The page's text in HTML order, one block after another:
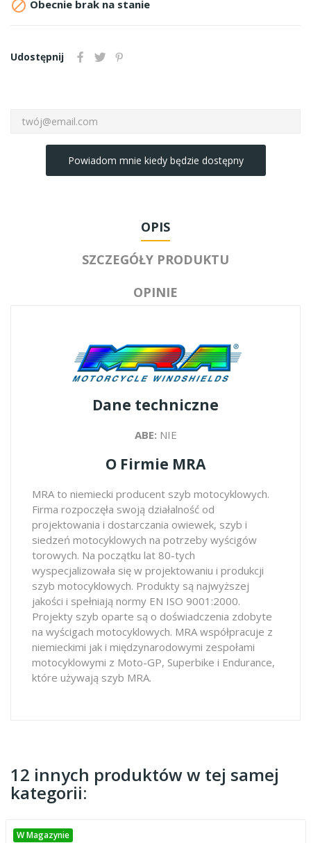
 Obecnie brak na stanie
Udostępnij
Powiadom mnie kiedy będzie dostępny
OPIS
SZCZEGÓŁY PRODUKTU
OPINIE
Dane techniczne
ABE: NIE
O Firmie MRA
MRA to niemiecki producent szyb motocyklowych.
Firma rozpoczęła swoją działalność od
projektowania i dostarczania owiewek, szyb i
siedzeń motocyklowych na potrzeby wyścigów
torowych. Na początku lat 80-tych
wyspecjalizowała się w projektowaniu i produkcji
szyb motocyklowych. Produkty są najwyższej
jakości i spełniają normy EN ISO 9001:2000.
Projekty szyb oparte są o doświadczenia zdobyte
na wyścigach motocyklowych. MRA współpracuje z
niemieckimi jak i międzynarodowymi zespołami
motocyklowymi z Moto-GP, Superbike i Endurance,
które używają szyb MRA.
12 innych produktów w tej samej
kategorii:
W Magazynie